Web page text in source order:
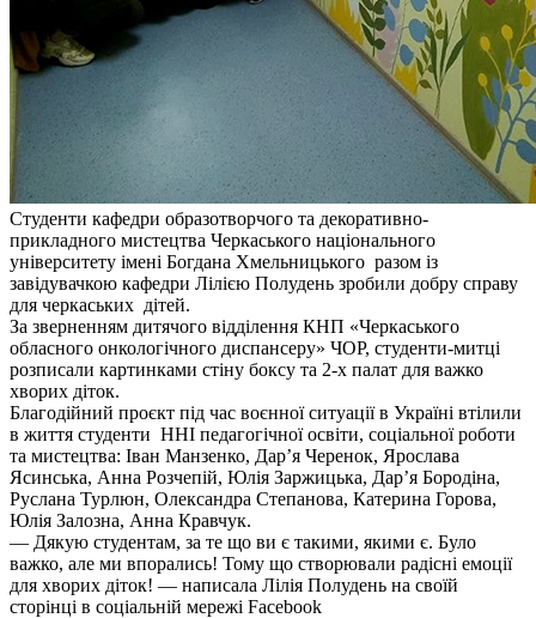
Студенти кафедри образотворчого та декоративно-
прикладного мистецтва Черкаського національного
університету імені Богдана Хмельницького разом із
завідувачкою кафедри Лілією Полудень зробили добру справу
для черкаських дітей.
За зверненням дитячого відділення КНП «Черкаського
обласного онкологічного диспансеру» ЧОР, студенти-митці
розписали картинками стіну боксу та 2-х палат для важко
хворих діток.
Благодійний проєкт під час воєнної ситуації в Україні втілили
в життя студенти ННІ педагогічної освіти, соціальної роботи
та мистецтва: Іван Манзенко, Дар’я Черенок, Ярослава
Ясинська, Анна Розчепій, Юлія Заржицька, Дар’я Бородіна,
Руслана Турлюн, Олександра Степанова, Катерина Горова,
Юлія Залозна, Анна Кравчук.
— Дякую студентам, за те що ви є такими, якими є. Було
важко, але ми впорались! Тому що створювали радісні емоції
для хворих діток! — написала Лілія Полудень на своїй
сторінці в соціальній мережі Facebook